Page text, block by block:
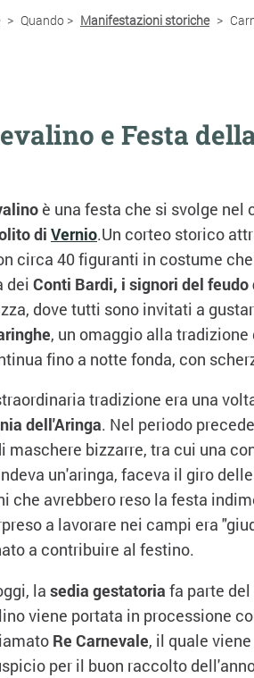
> Quando > Manifestazioni storiche >
e Festa
è una festa che si svolge nel
di Vernio.Un corteo storico
circa 40 figuranti in costume
dei Conti Bardi, i signori del feudo
dove tutti sono invitati a
, un omaggio alla
fino a notte fonda, con
tradizione era una
dell'Aringa. Nel periodo
maschere bizzarre, tra cui una
un'aringa, faceva il giro
che avrebbero reso la festa
a lavorare nei campi era
a contribuire al festino.
la sedia gestatoria fa parte
viene portata in processione
Re Carnevale, il quale
per il buon raccolto